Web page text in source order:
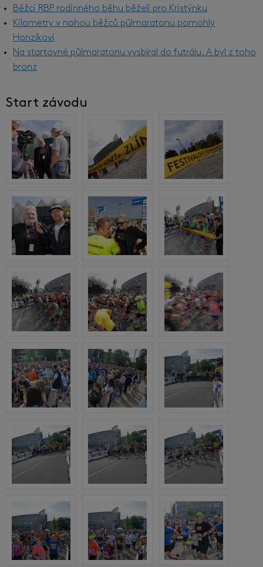
Běžci RBP rodinného běhu běželi pro Kristýnku
Kilometry v nohou běžců půlmaratonu pomohly
Honzíkovi
Na startovné půlmaratonu vysbíral do futrálu. A byl z toho
bronz
Start závodu